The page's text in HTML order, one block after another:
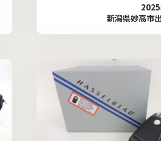
新潟県妙高市